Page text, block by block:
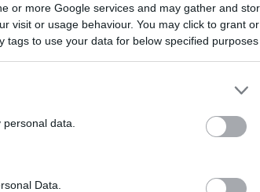
or more Google services and may gather and
visit or usage behaviour. You may click to grant or
tags to use your data for below specified purposes
data.
Data.
solare collegato ad un secondo
che ti indica la tensione BS e la corrente
3 marche e NDS vanno tutte bene...